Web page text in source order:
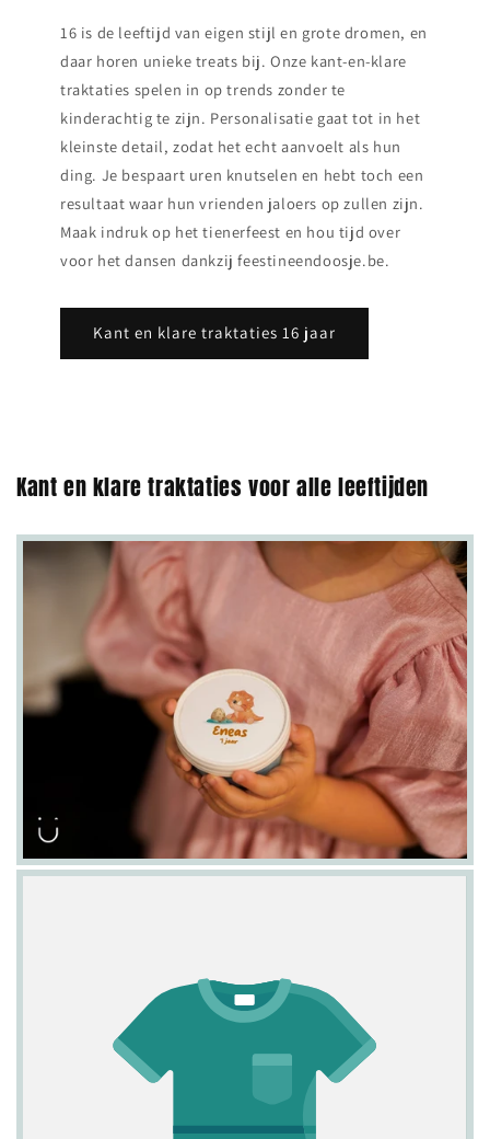
16 is de leeftijd van eigen stijl en grote dromen, en
daar horen unieke treats bij. Onze kant‑en‑klare
traktaties spelen in op trends zonder te
kinderachtig te zijn. Personalisatie gaat tot in het
kleinste detail, zodat het echt aanvoelt als hun
ding. Je bespaart uren knutselen en hebt toch een
resultaat waar hun vrienden jaloers op zullen zijn.
Maak indruk op het tienerfeest en hou tijd over
voor het dansen dankzij feestineendoosje.be.
Kant en klare traktaties 16 jaar
Kant en klare traktaties voor alle leeftijden